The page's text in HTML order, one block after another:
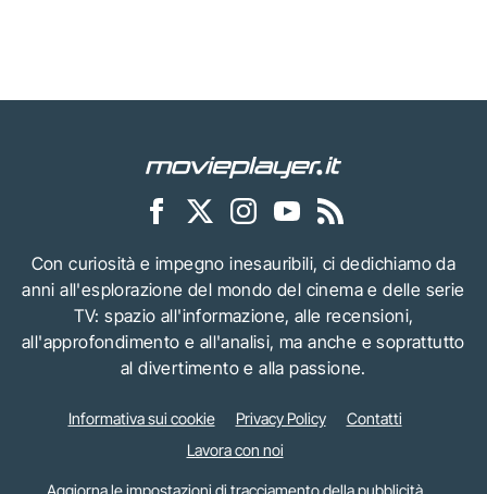
Con curiosità e impegno inesauribili, ci dedichiamo da
anni all'esplorazione del mondo del cinema e delle serie
TV: spazio all'informazione, alle recensioni,
all'approfondimento e all'analisi, ma anche e soprattutto
al divertimento e alla passione.
Informativa sui cookie Privacy Policy
Contatti
Lavora con noi
Aggiorna le impostazioni di tracciamento della pubblicità